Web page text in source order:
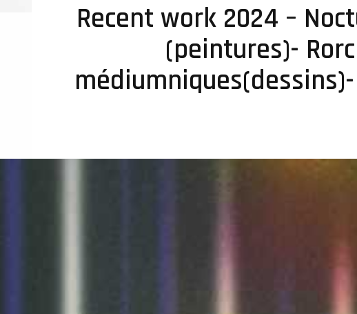
Recent work 2024 –
(peintures)-